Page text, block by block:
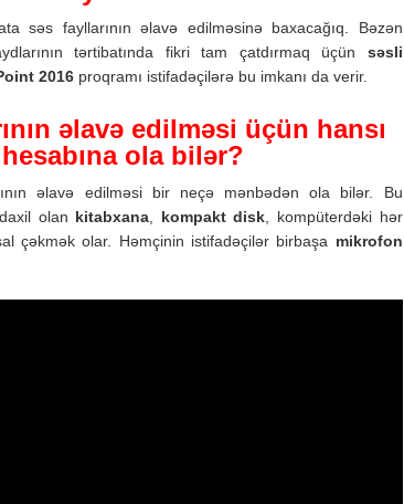
səs fayllarının əlavə edilməsinə baxacağıq. Bəzən
tərtibatında fikri tam çatdırmaq üçün səsli
2016 proqramı istifadəçilərə bu imkanı da verir.
əlavə edilməsi üçün hansı
ola bilər?
əlavə edilməsi bir neçə mənbədən ola bilər. Bu
olan kitabxana kompakt disk , kompüterdəki hər
çəkmək olar. Həmçinin istifadəçilər birbaşa mikrofon